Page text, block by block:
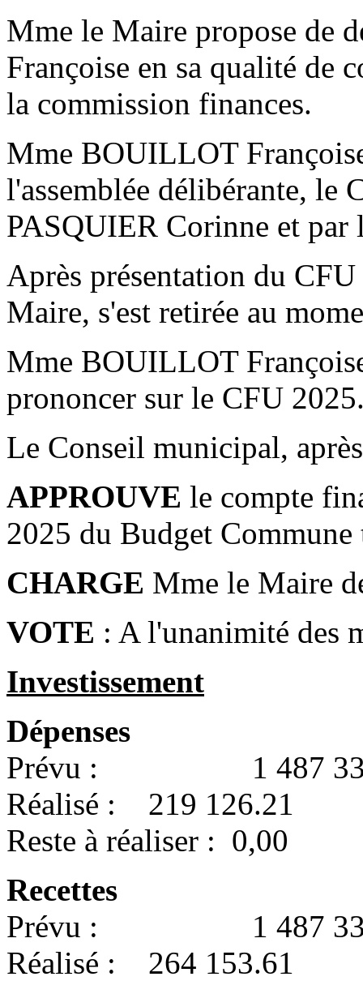
Mme le Maire propose de
Françoise en sa qualité de
la commission finances.
Mme BOUILLOT
l'assemblée délibérante, le
PASQUIER Corinne et
Après présentation du
Maire, s'est retirée au
Mme BOUILLOT
prononcer sur le CFU
Le Conseil municipal,
APPROUVE le compte
2025 du Budget Commune
CHARGE Mme le Maire
VOTE : A l'unanimité des
Investissement
Dépenses
Prévu : 1 487
Réalisé : 219 126.21
Reste à réaliser : 0,00
Recettes
Prévu : 1 487
Réalisé : 264 153.61